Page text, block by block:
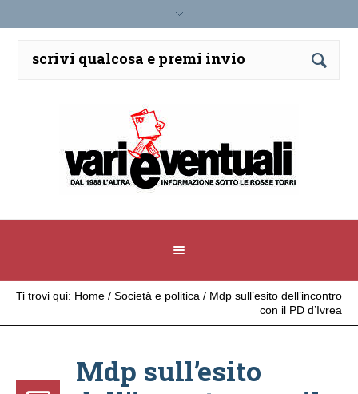
Ti trovi qui: Home / Società e politica / Mdp sull’esito dell’incontro
con il PD d’Ivrea
Mdp sull’esito